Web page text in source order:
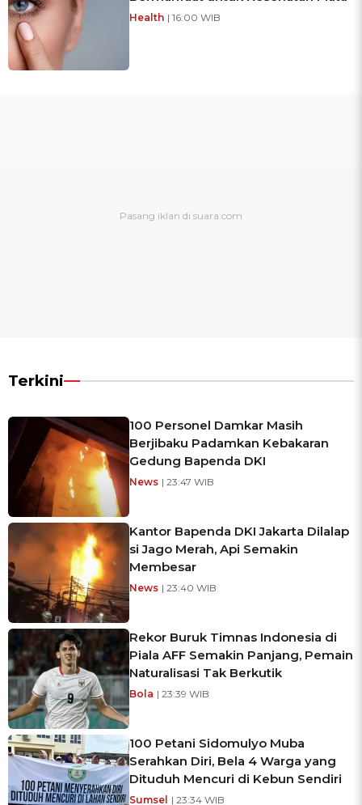
Health | 16:00 WIB
Terkini
100 Personel Damkar Masih
Berjibaku Padamkan Kebakaran
Gedung Bapenda DKI
News | 23:47 WIB
Kantor Bapenda DKI Jakarta Dilalap
si Jago Merah, Api Semakin
Membesar
News | 23:40 WIB
Rekor Buruk Timnas Indonesia di
Piala AFF Semakin Panjang, Pemain
Naturalisasi Tak Berkutik
Bola | 23:39 WIB
100 Petani Sidomulyo Muba
Serahkan Diri, Bela 4 Warga yang
Dituduh Mencuri di Kebun Sendiri
Sumsel | 23:34 WIB